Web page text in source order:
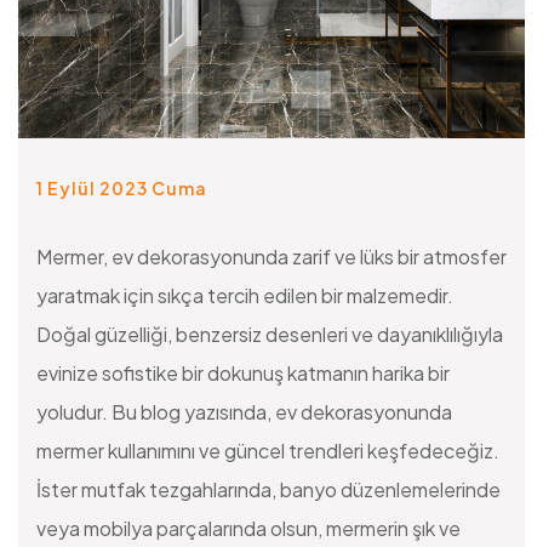
1 Eylül 2023 Cuma
Mermer, ev dekorasyonunda zarif ve lüks bir atmosfer
yaratmak için sıkça tercih edilen bir malzemedir.
Doğal güzelliği, benzersiz desenleri ve dayanıklılığıyla
evinize sofistike bir dokunuş katmanın harika bir
yoludur. Bu blog yazısında, ev dekorasyonunda
mermer kullanımını ve güncel trendleri keşfedeceğiz.
İster mutfak tezgahlarında, banyo düzenlemelerinde
veya mobilya parçalarında olsun, mermerin şık ve